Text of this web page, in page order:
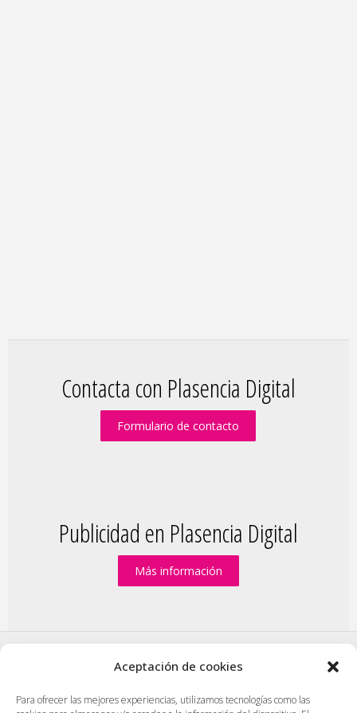
Aceptación de cookies
Para ofrecer las mejores experiencias, utilizamos tecnologías como las
Contacta con Plasencia Digital
Formulario de contacto
Publicidad en Plasencia Digital
Más información
Publicidad en Plasencia Digital
|